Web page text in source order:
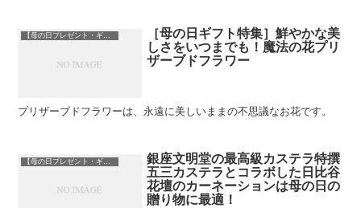
【母の日プレゼント・ギフト特集】
［母の日ギフト特集］鮮やかな美
しさをいつまでも！魔法の花プリ
ザーブドフラワー
プリザーブドフラワーは、永遠に美しいままの不思議なお花です。
【母の日プレゼント・ギフト特集】
銀座文明堂の最高級カステラ特撰
五三カステラとコラボした日比谷
花壇のカーネーションは母の日の
贈り物に最適！